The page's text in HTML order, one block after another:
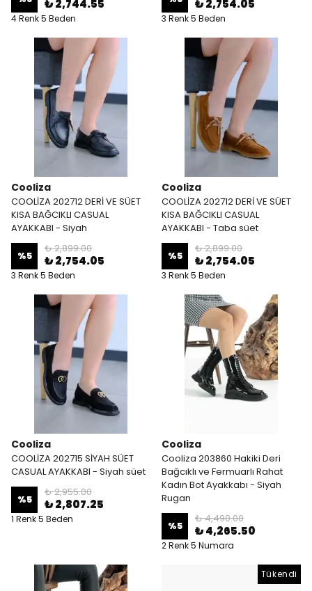
₺ 2,744.55
4 Renk 5 Beden
₺ 2,754.05
3 Renk 5 Beden
Cooliza
COOLİZA 202712 DERİ VE SÜET
KISA BAĞCIKLI CASUAL
AYAKKABI - Siyah
%5
₺ 2,899.00
₺ 2,754.05
3 Renk 5 Beden
Cooliza
COOLİZA 202712 DERİ VE SÜET
KISA BAĞCIKLI CASUAL
AYAKKABI - Taba süet
%5
₺ 2,899.00
₺ 2,754.05
3 Renk 5 Beden
Cooliza
COOLİZA 202715 SİYAH SÜET
CASUAL AYAKKABI - Siyah süet
%5
₺ 2,955.00
₺ 2,807.25
1 Renk 5 Beden
Cooliza
Cooliza 203860 Hakiki Deri
Bağcıklı ve Fermuarlı Rahat
Kadın Bot Ayakkabı - Siyah
Rugan
%5
₺ 4,490.00
₺ 4,265.50
2 Renk 5 Numara
Tükendi